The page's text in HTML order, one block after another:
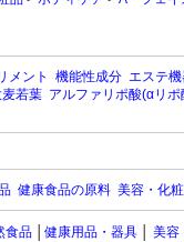
メント 機能性成分 エステ
若葉 アルファリポ酸(αリポ
健康食品の原料 美容・化
食品 健康用品・器具 美容